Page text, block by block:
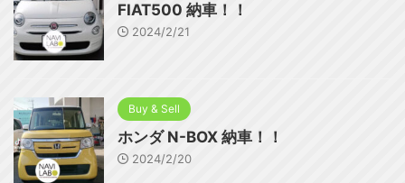
FIAT500 納車！！
2024/2/21
Buy & Sell
ホンダ N-BOX 納車！！
2024/2/20